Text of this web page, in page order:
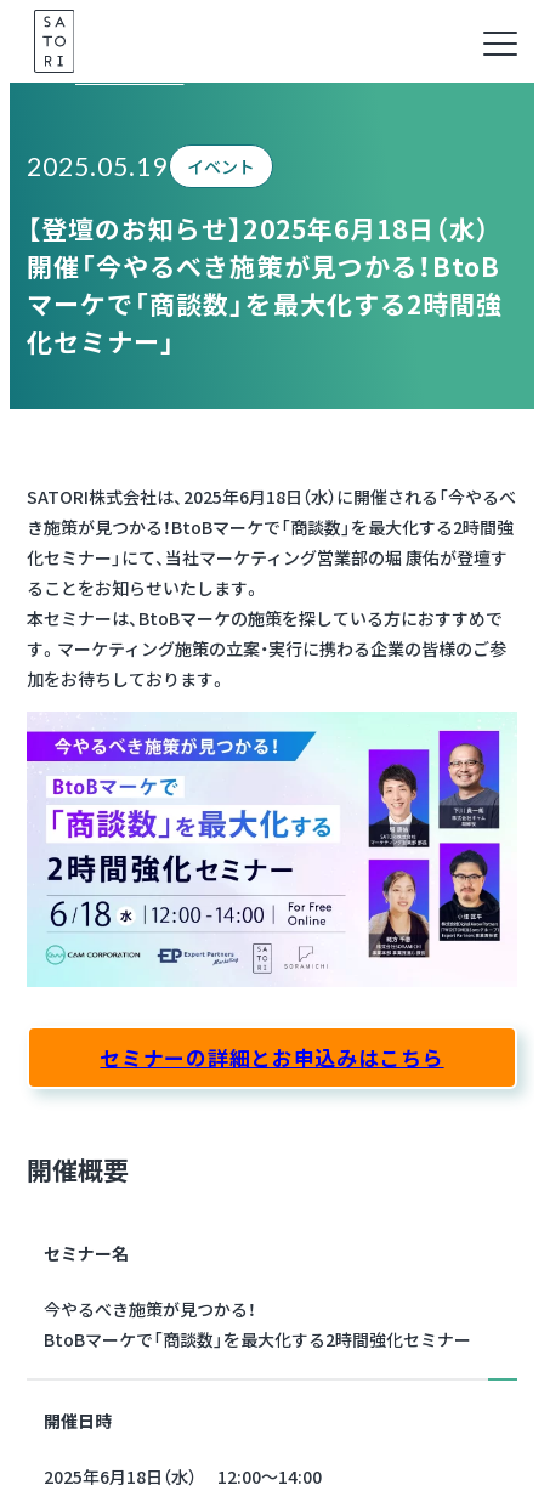
Skip
content
2025.05.19 イベント
【登壇のお知らせ】2025年6月18日（水）
開催「今やるべき施策が見つかる！BtoB
マーケで「商談数」を最大化する2時間強
化セミナー」
SATORI株式会社は、2025年6月18日（水）に開催される「今やるべ
き施策が見つかる！BtoBマーケで「商談数」を最大化する2時間強
化セミナー」にて、当社マーケティング営業部の堀 康佑が登壇す
ることをお知らせいたします。
本セミナーは、BtoBマーケの施策を探している方におすすめで
す。マーケティング施策の立案・実行に携わる企業の皆様のご参
加をお待ちしております。
セミナーの詳細とお申込みはこちら
開催概要
セミナー名
今やるべき施策が見つかる！
BtoBマーケで「商談数」を最大化する2時間強化セミナー
開催日時
2025年6月18日（水） 12:00～14:00